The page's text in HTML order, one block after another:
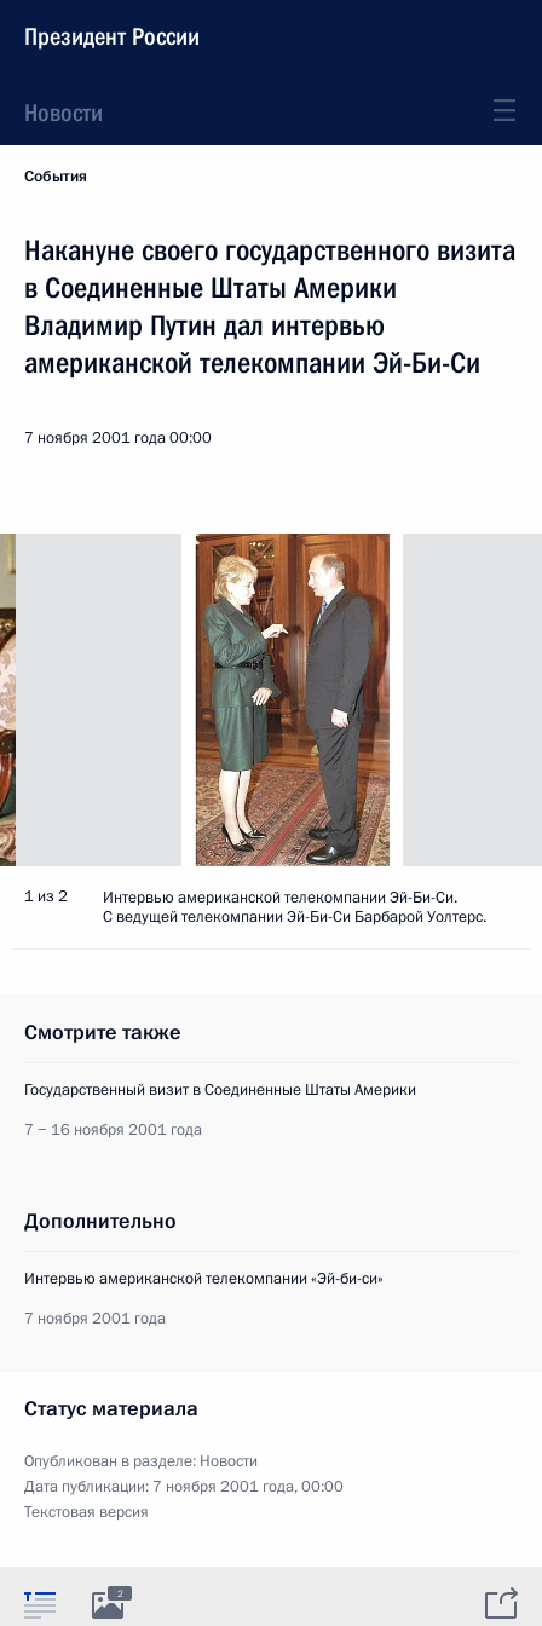
Президент России
Новости
События
Накануне своего государственного визита
в Соединенные Штаты Америки
Владимир Путин дал интервью
американской телекомпании Эй-Би-Си
7 ноября 2001 года00:00
1 из 2
Интервью американской телекомпании Эй-Би-Си.
С ведущей телекомпании Эй-Би-Си Барбарой Уолтерс.
Смотрите также
Государственный визит в Соединенные Штаты Америки
7 − 16 ноября 2001 года
Дополнительно
Интервью американской телекомпании «Эй-би-си»
7 ноября 2001 года
Статус материала
Опубликован в разделе: Новости
Дата публикации: 7 ноября 2001 года, 00:00
Текстовая версия
2